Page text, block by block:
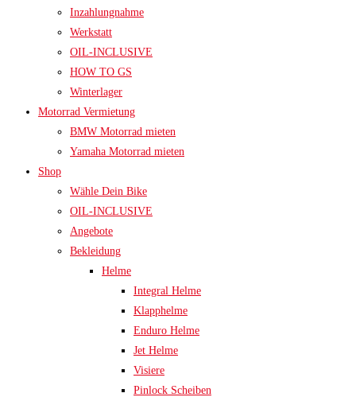
Inzahlungnahme
Werkstatt
OIL-INCLUSIVE
HOW TO GS
Winterlager
Motorrad Vermietung
BMW Motorrad mieten
Yamaha Motorrad mieten
Shop
Wähle Dein Bike
OIL-INCLUSIVE
Angebote
Bekleidung
Helme
Integral Helme
Klapphelme
Enduro Helme
Jet Helme
Visiere
Pinlock Scheiben